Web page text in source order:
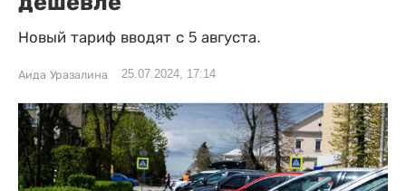
Новый тариф вводят с 5 августа.
Аида Уразалина 25.07.2024, 17:14